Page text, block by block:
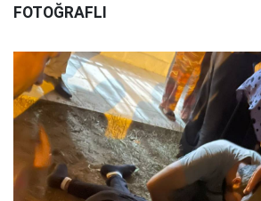
FOTOĞRAFLI